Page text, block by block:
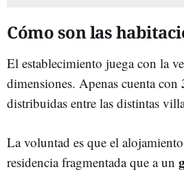
Cómo son las
El establecimiento juega con la
dimensiones. Apenas cuenta con
distribuidas entre las distintas
La voluntad es que el
residencia fragmentada que a un